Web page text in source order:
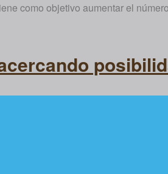
como objetivo aumentar el